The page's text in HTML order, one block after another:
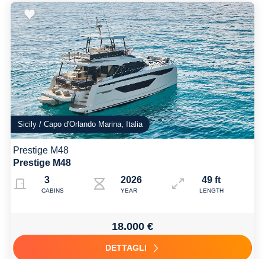
Sicily / Capo d'Orlando Marina, Italia
Prestige M48
Prestige M48
3
CABINS
2026
YEAR
49 ft
LENGTH
18.000 €
DETTAGLI